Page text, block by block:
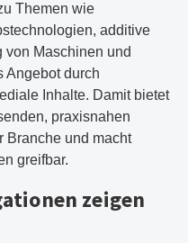
Themen wie
additive
Maschinen und
Angebot durch
Inhalte. Damit bietet
praxisnahen
Branche und macht
greifbar.
zeigen